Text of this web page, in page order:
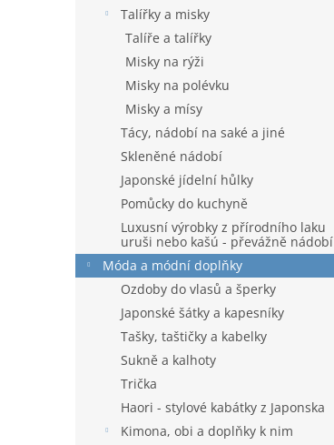
Talířky a misky
Talíře a talířky
Misky na rýži
Misky na polévku
Misky a mísy
Tácy, nádobí na saké a jiné
Skleněné nádobí
Japonské jídelní hůlky
Pomůcky do kuchyně
Luxusní výrobky z přírodního laku
uruši nebo kašú - převážně nádobí
Móda a módní doplňky
Ozdoby do vlasů a šperky
Japonské šátky a kapesníky
Tašky, taštičky a kabelky
Sukně a kalhoty
Trička
Haori - stylové kabátky z Japonska
Kimona, obi a doplňky k nim